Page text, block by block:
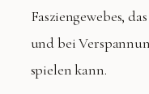
Fasziengewebes,
und bei
spielen kann.